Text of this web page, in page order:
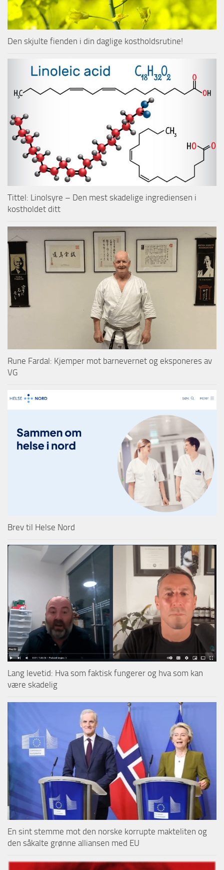
Den skjulte fienden i din daglige kostholdsrutine!
Tittel: Linolsyre – Den mest skadelige ingrediensen i
kostholdet ditt
Rune Fardal: Kjemper mot barnevernet og eksponeres av
VG
Brev til Helse Nord
Lang levetid: Hva som faktisk fungerer og hva som kan
være skadelig
En sint stemme mot den norske korrupte makteliten og
den såkalte grønne alliansen med EU